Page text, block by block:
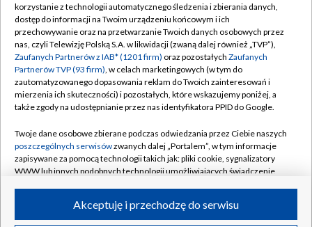
TVP
Abonament TVP
Emisja w TVP
Centrum informacji TVP
Naziemna Telewizja Cyfrowa
Rada Programowa
System NOS
Informacje o nadawcy
Program dla prasy
Regulamin TVP
Polityka prywatności
Moje zgody
Pomoc
Kontakt
Kanały
korzystanie z technologii automatycznego śledzenia i zbierania danych,
dostęp do informacji na Twoim urządzeniu końcowym i ich
przechowywanie oraz na przetwarzanie Twoich danych osobowych przez
nas, czyli Telewizję Polską S.A. w likwidacji (zwaną dalej również „TVP”),
Zaufanych Partnerów z IAB* (1201 firm) oraz pozostałych Zaufanych
Partnerów TVP (93 firm), w celach marketingowych (w tym do
zautomatyzowanego dopasowania reklam do Twoich zainteresowań i
mierzenia ich skuteczności) i pozostałych, które wskazujemy poniżej, a
także zgody na udostępnianie przez nas identyfikatora PPID do Google.
Twoje dane osobowe zbierane podczas odwiedzania przez Ciebie naszych
poszczególnych serwisówzwanych dalej „Portalem”, w tym informacje
zapisywane za pomocą technologii takich jak: pliki cookie, sygnalizatory
WWW lub innych podobnych technologii umożliwiających świadczenie
ruchu w Internecie.Akceptuję i przechodzę do serwisu